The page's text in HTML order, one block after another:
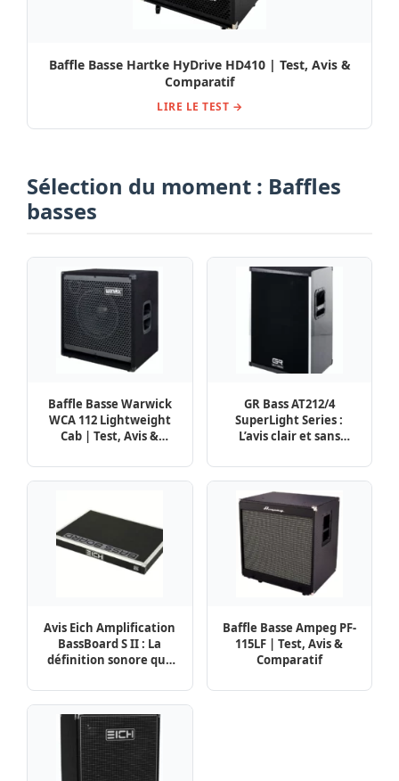
Baffle Basse Hartke HyDrive HD410 | Test, Avis &
Comparatif
LIRE LE TEST →
Sélection du moment : Baffles
basses
Baffle Basse Warwick
WCA 112 Lightweight
Cab | Test, Avis &
GR Bass AT212/4
SuperLight Series :
L’avis clair et sans
Avis Eich Amplification
BassBoard S II : La
définition sonore que
Baffle Basse Ampeg PF-
115LF | Test, Avis &
Comparatif